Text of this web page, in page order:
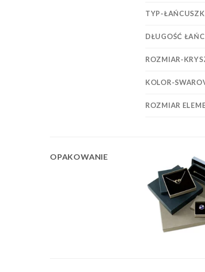
TYP-
DŁUGOŚĆ
ROZMIAR-
KOLOR-
ROZMIAR
OPAKOWANIE